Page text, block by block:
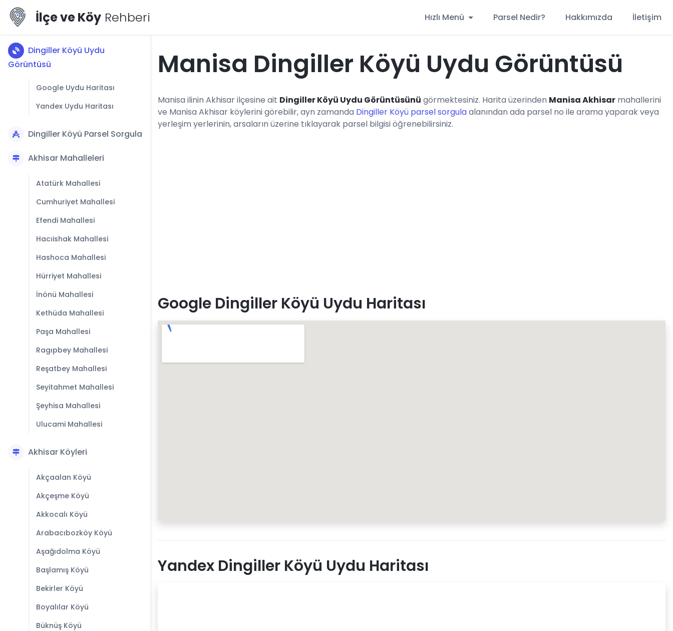
İlçe ve Köy Rehberi Hızlı Menü Parsel Nedir? Hakkımızda İletişim
Dingiller Köyü Uydu
Görüntüsü
Google Uydu Haritası
Yandex Uydu Haritası
Dingiller Köyü Parsel Sorgula
Akhisar Mahalleleri
Atatürk Mahallesi
Cumhuriyet Mahallesi
Efendi Mahallesi
Hacıishak Mahallesi
Hashoca Mahallesi
Hürriyet Mahallesi
İnönü Mahallesi
Kethüda Mahallesi
Paşa Mahallesi
Ragıpbey Mahallesi
Reşatbey Mahallesi
Seyitahmet Mahallesi
Şeyhisa Mahallesi
Ulucami Mahallesi
Akhisar Köyleri
Akçaalan Köyü
Akçeşme Köyü
Akkocalı Köyü
Arabacıbozköy Köyü
Aşağıdolma Köyü
Başlamış Köyü
Bekirler Köyü
Boyalılar Köyü
Büknüş Köyü
Manisa Dingiller Köyü Uydu Görüntüsü
Manisa ilinin Akhisar ilçesine ait Dingiller Köyü Uydu Görüntüsünü görmektesiniz. Harita üzerinden Manisa Akhisar mahallerini
ve Manisa Akhisar köylerini görebilir, ayn zamanda Dingiller Köyü parsel sorgulaalanından ada parsel no ile arama yaparak veya
yerleşim yerlerinin, arsaların üzerine tıklayarak parsel bilgisi öğrenebilirsiniz.
Google Dingiller Köyü Uydu Haritası
Yandex Dingiller Köyü Uydu Haritası